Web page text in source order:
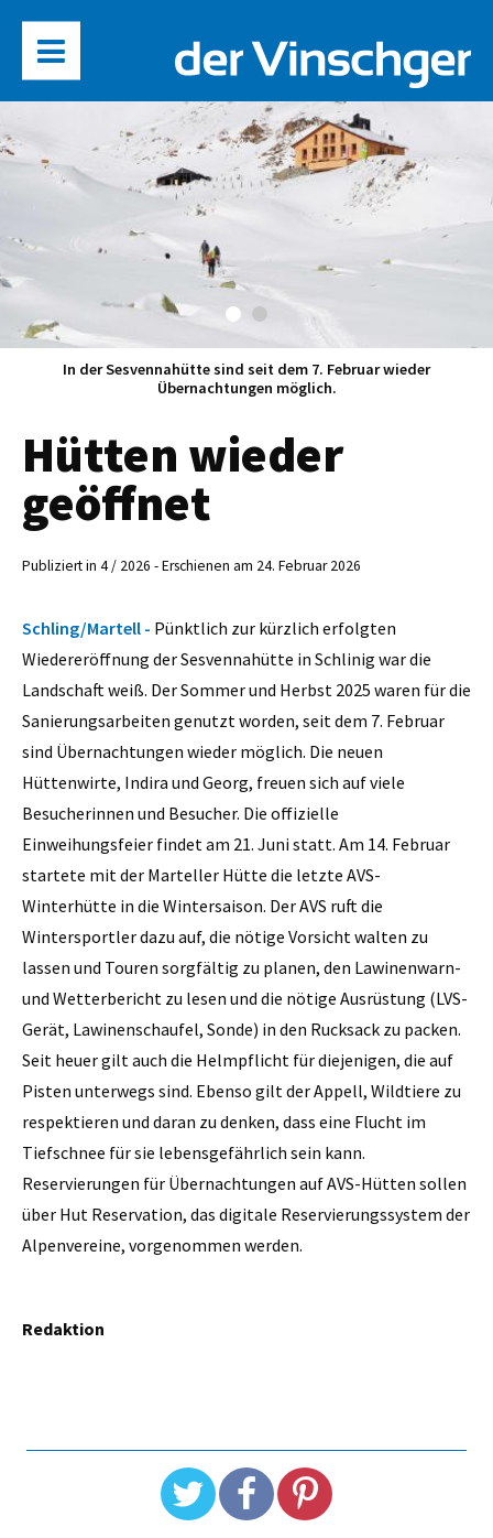
In der Sesvennahütte sind seit dem 7. Februar wieder
Übernachtungen möglich.
Hütten wieder
geöffnet
Publiziert in 4 / 2026 - Erschienen am 24. Februar 2026
Schling/Martell - Pünktlich zur kürzlich erfolgten
Wiedereröffnung der Sesvennahütte in Schlinig war die
Landschaft weiß. Der Sommer und Herbst 2025 waren für die
Sanierungsarbeiten genutzt worden, seit dem 7. Februar
sind Übernachtungen wieder möglich. Die neuen
Hüttenwirte, Indira und Georg, freuen sich auf viele
Besucherinnen und Besucher. Die offizielle
Einweihungsfeier findet am 21. Juni statt. Am 14. Februar
startete mit der Marteller Hütte die letzte AVS-
Winterhütte in die Wintersaison. Der AVS ruft die
Wintersportler dazu auf, die nötige Vorsicht walten zu
lassen und Touren sorgfältig zu planen, den Lawinenwarn-
und Wetterbericht zu lesen und die nötige Ausrüstung (LVS-
Gerät, Lawinenschaufel, Sonde) in den Rucksack zu packen.
Seit heuer gilt auch die Helmpflicht für diejenigen, die auf
Pisten unterwegs sind. Ebenso gilt der Appell, Wildtiere zu
respektieren und daran zu denken, dass eine Flucht im
Tiefschnee für sie lebensgefährlich sein kann.
Reservierungen für Übernachtungen auf AVS-Hütten sollen
über Hut Reservation, das digitale Reservierungssystem der
Alpenvereine, vorgenommen werden.
Redaktion